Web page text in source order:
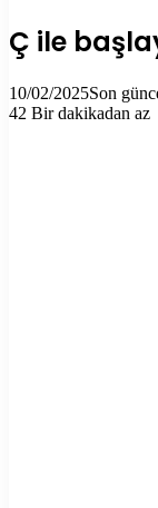
Ç ile
10/02/2025Son
42 Bir dakikadan az